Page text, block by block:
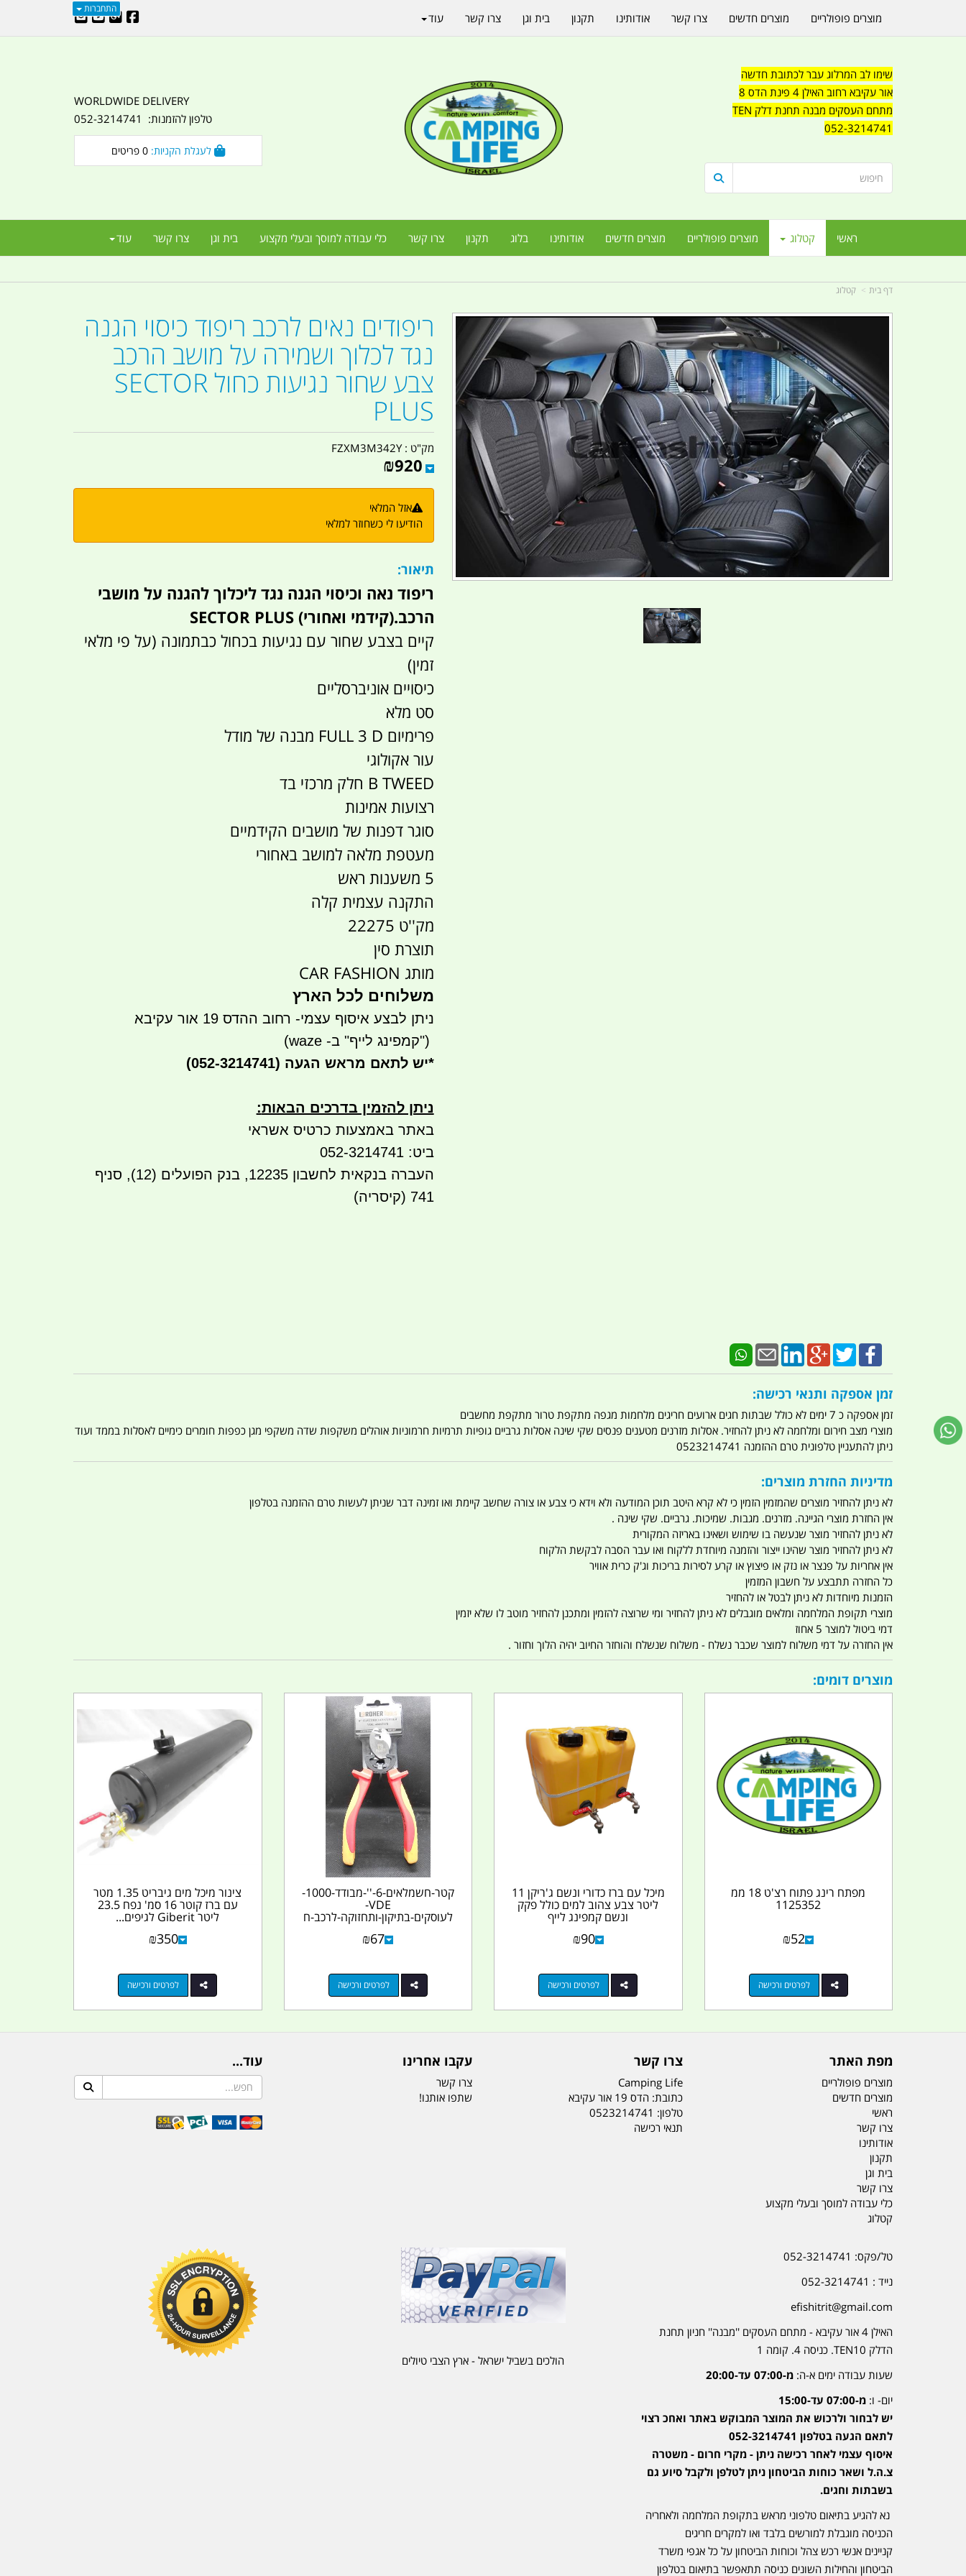
התחברות
שימו לב המרלוג עבר לכתובת חדשה
אור עקיבא רחוב האילן 4 פינת הדס 8
מתחם העסקים מבנה תחנת דלק TEN
052-3214741
WORLDWIDE DELIVERY
טלפון להזמנות: 052-3214741
0
ראשי קטלוג מוצרים פופולריים מוצרים חדשים אודותינו בלוג תקנון צרו קשר כלי עבודה למוסך ובעלי מקצוע בית וגן צרו קשר עוד
מוצרים פופולריים מוצרים חדשים צרו קשר אודותינו תקנון בית וגן צרו קשר עוד
דף בית קטלוג
ריפודים נאים לרכב ריפוד כיסוי הגנה
נגד לכלוך ושמירה על מושב הרכב
צבע שחור נגיעות כחול SECTOR
PLUS
מק"ט :FZXM3M342Y
₪920
אזל המלאי
הודיעו לי כשחוזר למלאי
תיאור:
ריפוד נאה וכיסוי הגנה נגד ליכלוך להגנה על מושבי
הרכב.(קידמי ואחורי) SECTOR PLUS
קיים בצבע שחור עם נגיעות בכחול כבתמונה (על פי מלאי
זמין)
כיסויים אוניברסליים
סט מלא
פרימיום FULL 3 D מבנה של מודל
עור אקולוגי
B TWEED חלק מרכזי בד
רצועות אמינות
סוגר דפנות של מושבים הקידמיים
מעטפת מלאה למושב באחורי
5 משענות ראש
התקנה עצמית קלה
מק''ט 22275
תוצרת סין
מותג CAR FASHION
משלוחים לכל הארץ
ניתן לבצע איסוף עצמי- רחוב ההדס 19 אור עקיבא
")קמפינג לייף" ב- waze)
*יש לתאם מראש הגעה (052-3214741)
ניתן להזמין בדרכים הבאות:
באתר באמצעות כרטיס אשראי
ביט: 052-3214741
העברה בנקאית לחשבון 12235, בנק הפועלים (12), סניף
741 (קיסריה)
זמן אספקה ותנאי רכישה:
זמן אספקה כ 7 ימים לא כולל שבתות חגים ארועים חריגים מלחמות מגפה מתקפת טרור מתקפת מחשבים
מוצרי מצב חירום ומלחמה לא ניתן להחזיר. אסלות מזרנים מטענים פנסים שקי שינה אסלות גרביים גופיות תרמיות חרמוניות אוהלים משקפות שדה משקפי מגן כפפות חומרים כימיים לאסלות בממד ועוד
ניתן להתעניין טלפונית טרם ההזמנה 0523214741
מדיניות החזרת מוצרים:
לא ניתן להחזיר מוצרים שהמזמין הזמין כי לא קרא היטב תוכן המודעה ולא וידא כי צבע או צורה שחשב קיימת ואו זמינה דבר שניתן לעשות טרם ההזמנה בטלפון
אין החזרת מוצרי הגיינה. מזרנים. מגבות. שמיכות. גרביים. שקי שינה .
לא ניתן להחזיר מוצר שנעשה בו שימוש ושאינו באריזה המקורית
לא ניתן להחזיר מוצר שהינו ייצור והזמנה מיוחדת ללקוח ואו עבר הסבה לבקשת הלקוח
אין אחריות על פנצר או נזק או פיצוץ או קרע לסירות בריכות וג'ק כרית אוויר
כל החזרה תתבצע על חשבון המזמין
הזמנות מיוחדות לא ניתן לבטל או להחזיר
מוצרי תקופת המלחמה ומלאים מוגבלים לא ניתן להחזיר ומי שרוצה להזמין ומתכנן להחזיר מוטב לו שלא יזמין
דמי ביטול למוצר 5 אחוז
אין החזרה על דמי משלוח למוצר שכבר נשלח - משלוח שנשלח והוחזר החיוב יהיה הלוך וחזור .
מוצרים דומים:
מפתח רינג פתוח רצ'ט 18 ממ
1125352
₪52
לפרטים ורכישה
מיכל עם ברז כדורי ונשם ג'ריקן 11
ליטר צבע צהוב למים כולל פקק
ונשם קמפינג לייף
₪90
לפרטים ורכישה
קטר-חשמלאים-6-''-מבודד-1000-
VDE-
לעוסקים-בתיקון-ותחזוקה-לרכב-ח
שמלי
₪67
לפרטים ורכישה
צינור מיכל מים גיבריט 1.35 מטר
עם ברז קוטר 16 סמ' נפח 23.5
ליטר Giberit לגיפים...
₪350
לפרטים ורכישה
מפת האתר
מוצרים פופולריים
מוצרים חדשים
ראשי
צרו קשר
אודותינו
תקנון
בית וגן
צרו קשר
כלי עבודה למוסך ובעלי מקצוע
קטלוג
צרו קשר
Camping Life
כתובת: הדס 19 אור עקיבא
טלפון: 0523214741
תנאי רכישה
עקבו אחרינו
צרו קשר
שתפו אותנו!
עוד...
טל/פקס: 052-3214741
נייד : 052-3214741
efishitrit@gmail.com
האילן 4 אור עקיבא - מתחם העסקים ''מבנה'' חניון תחנת
הדלק TEN10. כניסה 4. קומה 1
שעות עבודה ימים א-ה: מ-07:00 עד-20:00
יום- ו: מ-07:00 עד-15:00
יש לבחור ולרכוש את המוצר המבוקש באתר ואחכ רצוי
לתאם הגעה בטלפון 052-3214741
איסוף עצמי לאחר רכישה ניתן - מקרי חרום - משטרה
צ.ה.ל ושאר כוחות הביטחון ניתן לטלפן ולקבל סיוע גם
בשבתות וחגים.
נא להגיע בתיאום טלפוני מראש בתקופת המלחמה ולאחריה
הכניסה מוגבלת למורשים בלבד ואו למקרים חריגים
קניינים אנשי רכש צהל וכוחות הביטחון על כל אגפי משרד
הביטחון והחילות השונים כניסה תתאפשר בתיאום בטלפון
הולכים בשביל ישראל - ארץ הצבי טיולים